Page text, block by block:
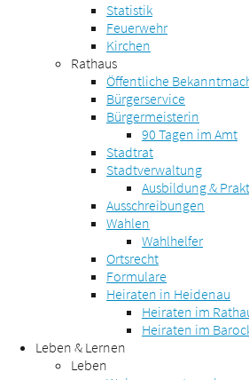
Statistik
Feuerwehr
Kirchen
Rathaus
Öffentliche
Bürgerservice
Bürgermeisterin
90 Tagen im Amt
Stadtrat
Stadtverwaltung
Ausbildung &
Ausschreibungen
Wahlen
Wahlhelfer
Ortsrecht
Formulare
Heiraten in Heidenau
Heiraten im
Heiraten im
Leben & Lernen
Leben